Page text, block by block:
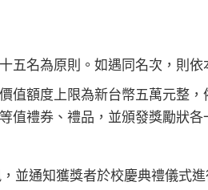
五名為原則。如遇同名次，則依
值額度上限為新台幣五萬元整
值禮券、禮品，並頒發獎勵狀各
並通知獲獎者於校慶典禮儀式